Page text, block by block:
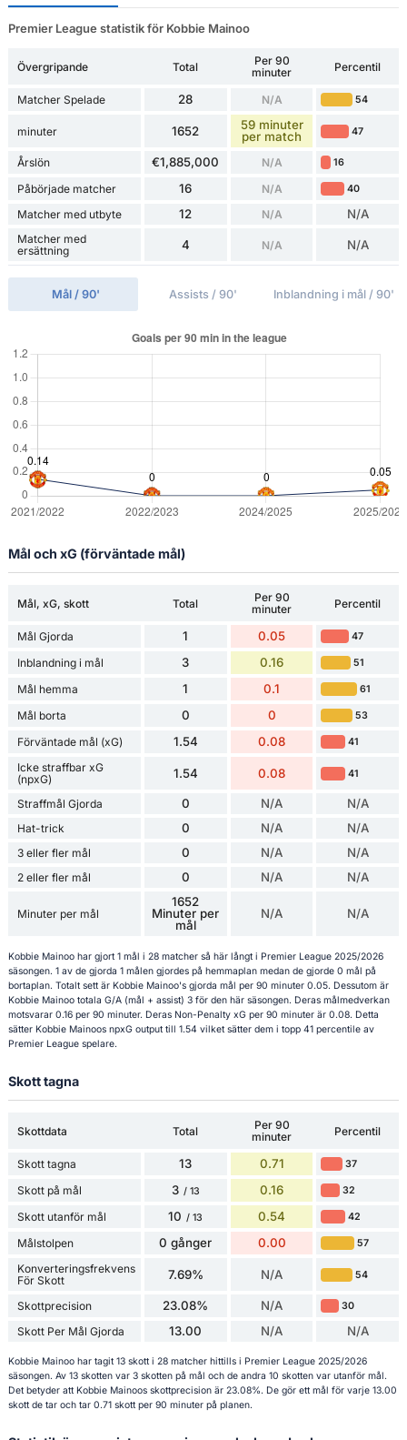
Premier League statistik för Kobbie Mainoo
Övergripande Total
Per 90
minuter
Percentil
Matcher Spelade 28 N/A 54
minuter 1652
59 minuter
per match
47
Årslön €1,885,000 N/A 16
Påbörjade matcher 16 N/A 40
Matcher med utbyte 12 N/A N/A
Matcher med
ersättning
4 N/A N/A
Mål / 90' Assists / 90' Inblandning i mål / 90'
Mål och xG (förväntade mål)
Mål, xG, skott Total
Per 90
minuter
Percentil
Mål Gjorda 1 0.05 47
Inblandning i mål 3 0.16 51
Mål hemma 1 0.1 61
Mål borta 0 0 53
Förväntade mål (xG) 1.54 0.08 41
Icke straffbar xG
(npxG)
1.54 0.08 41
Straffmål Gjorda 0 N/A N/A
Hat-trick 0 N/A N/A
3 eller fler mål 0 N/A N/A
2 eller fler mål 0 N/A N/A
Minuter per mål
1652
Minuter per
mål
N/A N/A
Kobbie Mainoo har gjort 1 mål i 28 matcher så här långt i Premier League 2025/2026
säsongen. 1 av de gjorda 1 målen gjordes på hemmaplan medan de gjorde 0 mål på
bortaplan. Totalt sett är Kobbie Mainoo's gjorda mål per 90 minuter 0.05. Dessutom är
Kobbie Mainoo totala G/A (mål + assist) 3 för den här säsongen. Deras målmedverkan
motsvarar 0.16 per 90 minuter. Deras Non-Penalty xG per 90 minuter är 0.08. Detta
sätter Kobbie Mainoos npxG output till 1.54 vilket sätter dem i topp 41 percentile av
Premier League spelare.
Skott tagna
Skottdata Total
Per 90
minuter
Percentil
Skott tagna 13 0.71 37
Skott på mål 3 / 13 0.16 32
Skott utanför mål 10 / 13 0.54 42
Målstolpen 0 gånger 0.00 57
Konverteringsfrekvens
För Skott
7.69% N/A 54
Skottprecision 23.08% N/A 30
Skott Per Mål Gjorda 13.00 N/A N/A
Kobbie Mainoo har tagit 13 skott i 28 matcher hittills i Premier League 2025/2026
säsongen. Av 13 skotten var 3 skotten på mål och de andra 10 skotten var utanför mål.
Det betyder att Kobbie Mainoos skottprecision är 23.08%. De gör ett mål för varje 13.00
skott de tar och tar 0.71 skott per 90 minuter på planen.